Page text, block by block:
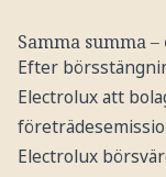
Samma summa
Efter
Electrolux att
Electrolux